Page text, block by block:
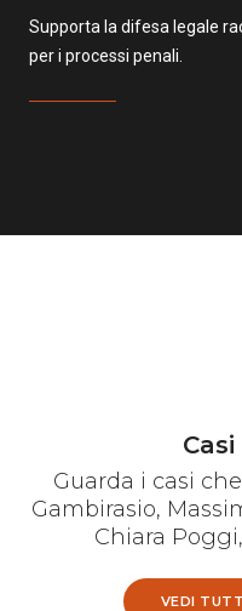
Supporta la difesa legale
per i processi penali.
Guarda i casi
Gambirasio,
Chiara
VEDI